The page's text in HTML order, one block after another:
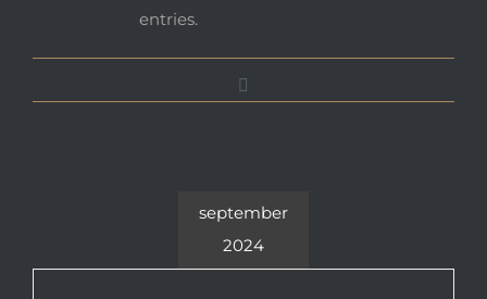
entries.
mail
september
2024
Julefrokost 2024